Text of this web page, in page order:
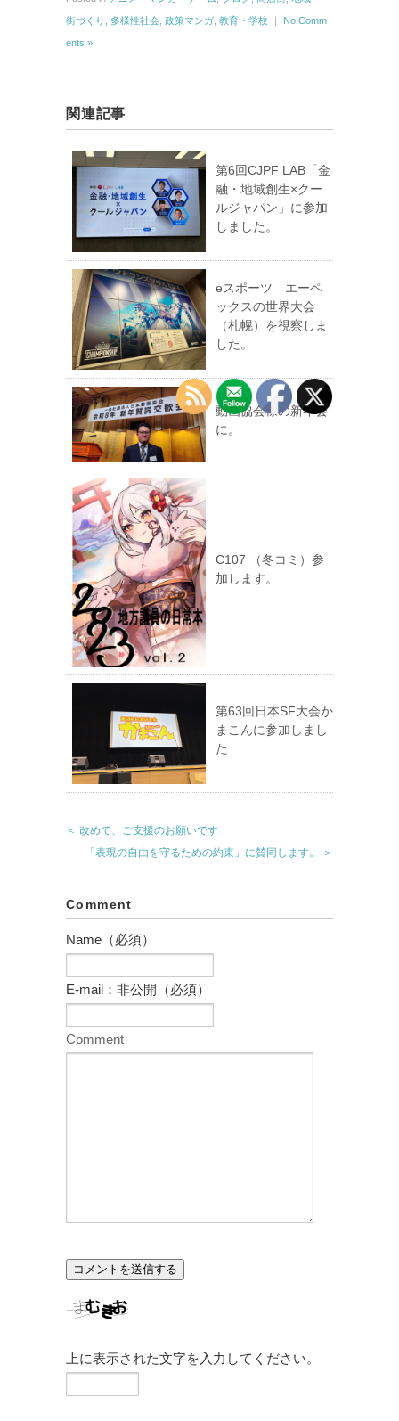
街づくり 多様性社会 政策マンガ 教育・学校 No Comm
ents »
関連記事
第6回CJPF LAB「金
融・地域創生×クー
ルジャパン」に参加
しました。
eスポーツ エーペ
ックスの世界大会
（札幌）を視察しま
した。
動画協会様の新年会
に。
C107 （冬コミ）参
加します。
第63回日本SF大会か
まこんに参加しまし
た
＜ 改めて、ご支援のお願いです
「表現の自由を守るための約束」に賛同します。 ＞
Comment
Name（必須）
E-mail：非公開（必須）
Comment
上に表示された文字を入力してください。